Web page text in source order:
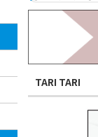
TARI TARI